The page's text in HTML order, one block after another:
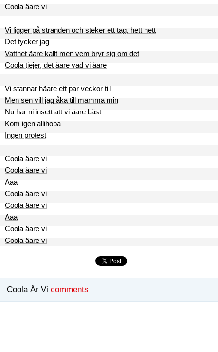
Coola äare vi
Vi ligger på stranden och steker ett tag, hett hett
Det tycker jag
Vattnet äare kallt men vem bryr sig om det
Coola tjejer, det äare vad vi äare
Vi stannar häare ett par veckor till
Men sen vill jag åka till mamma min
Nu har ni insett att vi äare bäst
Kom igen allihopa
Ingen protest
Coola äare vi
Coola äare vi
Aaa
Coola äare vi
Coola äare vi
Aaa
Coola äare vi
Coola äare vi
Coola Är Vi comments